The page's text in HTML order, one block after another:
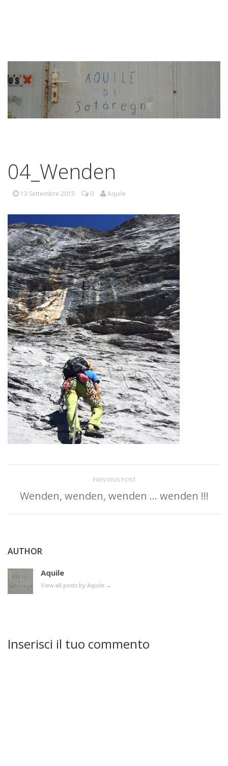
04_Wenden
13 Settembre 2015 0 Aquile
PREVIOUS POST
Wenden, wenden, wenden … wenden !!!
AUTHOR
Aquile
View all posts by Aquile →
Inserisci il tuo commento